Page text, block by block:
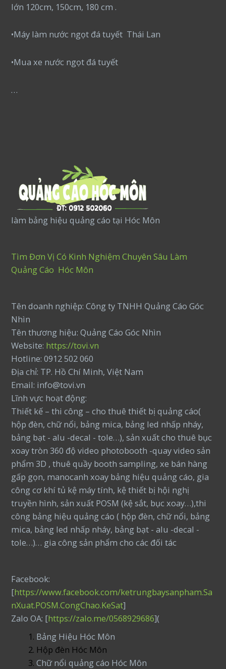
lớn 120cm, 150cm, 180 cm .
•Máy làm nước ngọt đá tuyết Thái Lan
•Mua xe nước ngọt đá tuyết
…
làm bảng hiệu quảng cáo tại Hóc Môn
Tìm Đơn Vị Có Kinh Nghiệm Chuyên Sâu Làm
Quảng Cáo Hóc Môn
Tên doanh nghiệp: Công ty TNHH Quảng Cáo Góc
Nhìn
Tên thương hiệu: Quảng Cáo Góc Nhìn
Website: https://tovi.vn
Hotline: 0912 502 060
Địa chỉ: TP. Hồ Chí Minh, Việt Nam
Email: info@tovi.vn
Lĩnh vực hoạt động:
Thiết kế – thi công – cho thuê thiết bị quảng cáo(
hộp đèn, chữ nổi, bảng mica, bảng led nhấp nháy,
bảng bạt - alu -decal - tole…), sản xuất cho thuê bục
xoay tròn 360 độ video photobooth -quay video sản
phẩm 3D , thuê quầy booth sampling, xe bán hàng
gấp gọn, manocanh xoay bảng hiệu quảng cáo, gia
công cơ khí tủ kệ máy tính, kệ thiết bị hội nghị
truyền hình, sản xuất POSM (kệ sắt, bục xoay…),thi
công bảng hiệu quảng cáo ( hộp đèn, chữ nổi, bảng
mica, bảng led nhấp nháy, bảng bạt - alu -decal -
tole…)… gia công sản phẩm cho các đối tác
Facebook:
[https://www.facebook.com/ketrungbaysanpham.Sa
nXuat.POSM.CongChao.KeSat]
Zalo OA: [https://zalo.me/0568929686](
Bảng Hiệu Hóc Môn
Hộp đèn Hóc Môn
Chữ nổi quảng cáo Hóc Môn